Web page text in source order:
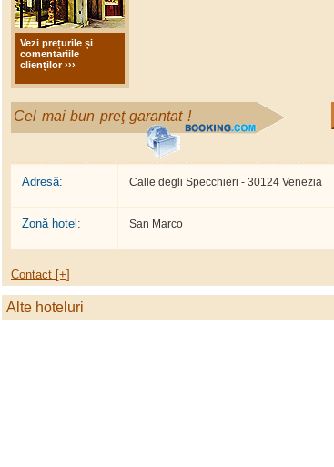
Vezi prețurile și
comentariile
clienților ›››
Cel mai bun preţ garantat !
Adresă: Calle degli Specchieri - 30124 Venezia
Zonă hotel: San Marco
Contact [+]
Alte hoteluri